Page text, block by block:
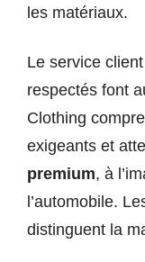
les matériaux.
Le service
respectés font
Clothing
exigeants et
premium, à
l’automobile.
distinguent la